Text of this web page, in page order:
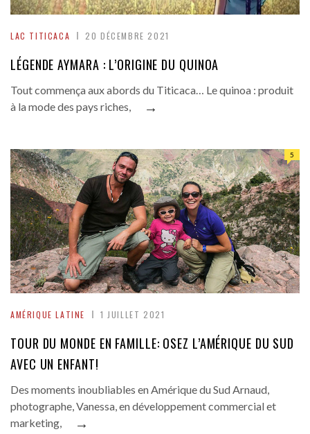
LAC TITICACA 20 DÉCEMBRE 2021
LÉGENDE AYMARA : L’ORIGINE DU QUINOA
Tout commença aux abords du Titicaca… Le quinoa : produit
à la mode des pays riches,
→
AMÉRIQUE LATINE 1 JUILLET 2021
5
TOUR DU MONDE EN FAMILLE: OSEZ L’AMÉRIQUE DU SUD
AVEC UN ENFANT!
Des moments inoubliables en Amérique du Sud Arnaud,
photographe, Vanessa, en développement commercial et
marketing,
→